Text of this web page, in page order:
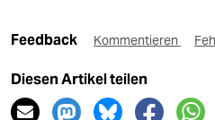
Feedback Kommentieren
Diesen Artikel teilen